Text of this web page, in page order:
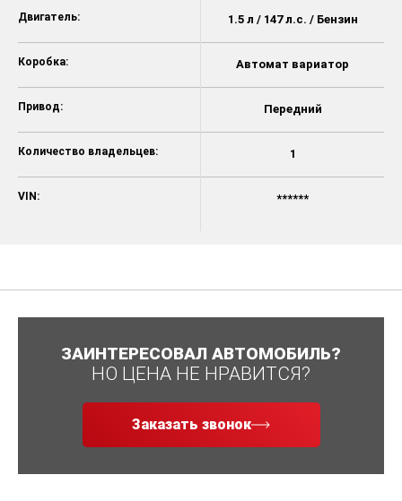
Двигатель:
Коробка:
Привод:
Количество владельцев:
VIN:
1.5 л / 147 л.с. / Бензин
Автомат вариатор
Передний
1
******
ЗАИНТЕРЕСОВАЛ АВТОМОБИЛЬ?
НО ЦЕНА НЕ НРАВИТСЯ?
Заказать звонок